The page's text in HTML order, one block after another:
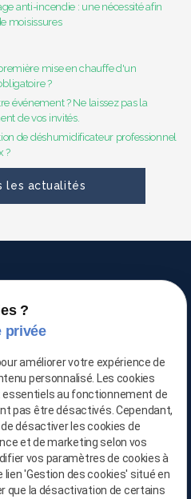
anti-incendie : une nécessité afin
moisissures
mise en chauffe d'un
?
événement ? Ne laissez pas la
de vos invités.
de déshumidificateur professionnel
?
les actualités
DE L'AIR
25 06
28 29
59.com
?
privée
améliorer votre expérience de
personnalisé. Les cookies
au fonctionnement de
pas être désactivés. Cependant,
désactiver les cookies de
et de marketing selon vos
vos paramètres de cookies à
'Gestion des cookies' situé en
que la désactivation de certains